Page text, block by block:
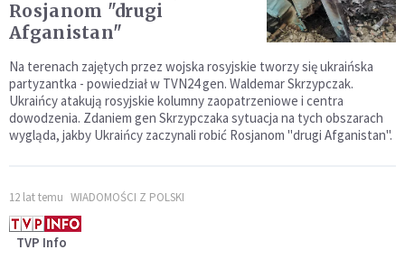
Rosjanom "drugi
Afganistan"
Na terenach zajętych przez wojska rosyjskie tworzy się ukraińska
partyzantka - powiedział w TVN24 gen. Waldemar Skrzypczak.
Ukraińcy atakują rosyjskie kolumny zaopatrzeniowe i centra
dowodzenia. Zdaniem gen Skrzypczaka sytuacja na tych obszarach
wygląda, jakby Ukraińcy zaczynali robić Rosjanom "drugi Afganistan".
12 lat temu WIADOMOŚCI Z POLSKI
TVP Info